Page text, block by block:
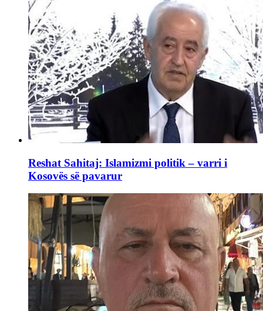
Reshat Sahitaj: Islamizmi politik – varri i
Kosovës së pavarur